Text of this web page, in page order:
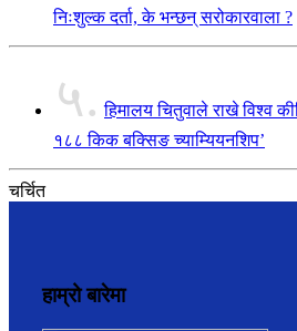
निःशुल्क दर्ता, के भन्छन् सरोकारवाला ?
५. हिमालय चितुवाले राखे विश्व
१८८ किक बक्सिङ च्याम्यियनशिप’
चर्चित
हाम्रो बारेमा